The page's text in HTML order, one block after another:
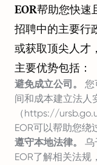
EOR帮助您快速
招聘中的主要行
或获取顶尖人才
主要优势包括：
避免成立公司。
您
间和成本建立法人
（https://
EOR可以帮助您绕
遵守本地法律。
乌
EOR了解相关法规